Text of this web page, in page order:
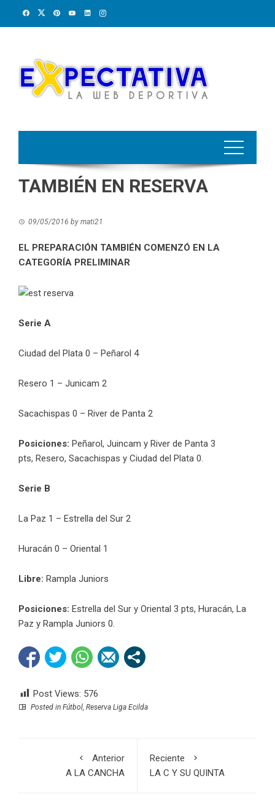
TAMBIÉN EN RESERVA
09/05/2016 by mati21
EL PREPARACIÓN TAMBIÉN COMENZÓ EN LA
CATEGORÍA PRELIMINAR
Serie A
Ciudad del Plata 0 – Peñarol 4
Resero 1 – Junicam 2
Sacachispas 0 – River de Panta 2
Posiciones: Peñarol, Juincam y River de Panta 3
pts, Resero, Sacachispas y Ciudad del Plata 0.
Serie B
La Paz 1 – Estrella del Sur 2
Huracán 0 – Oriental 1
Libre: Rampla Juniors
Posiciones: Estrella del Sur y Oriental 3 pts, Huracán, La
Paz y Rampla Juniors 0.
Post Views: 576
Posted in Fútbol Reserva Liga Ecilda
Anterior
A LA CANCHA
Reciente
LA C Y SU QUINTA